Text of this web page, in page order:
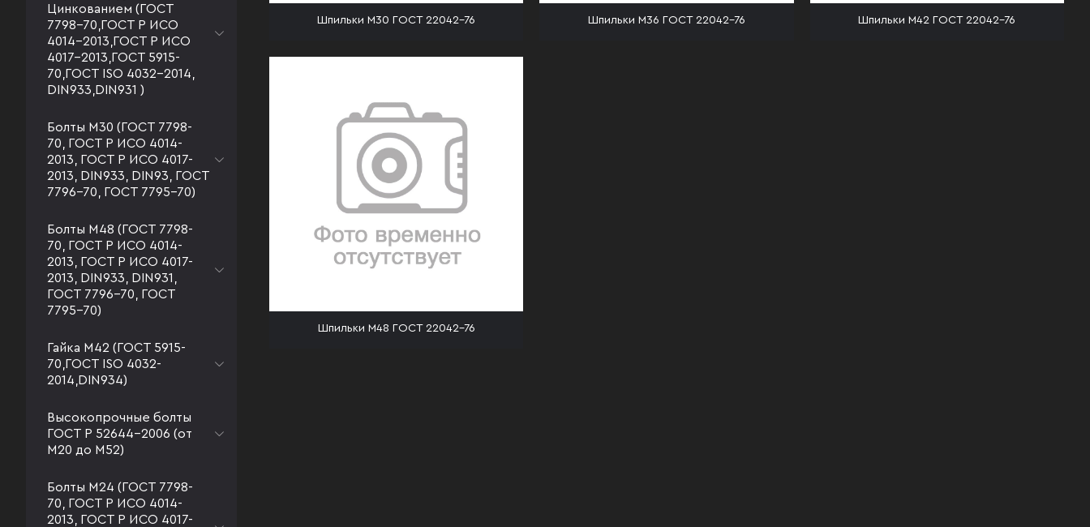
Цинкованием (ГОСТ
7798-70,ГОСТ Р ИСО
4014-2013,ГОСТ Р ИСО
4017-2013,ГОСТ 5915-
70,ГОСТ ISO 4032-2014,
DIN933,DIN931 )
Болты М30 (ГОСТ 7798-
70, ГОСТ Р ИСО 4014-
2013, ГОСТ Р ИСО 4017-
2013, DIN933, DIN93, ГОСТ
7796-70, ГОСТ 7795-70)
Болты М48 (ГОСТ 7798-
70, ГОСТ Р ИСО 4014-
2013, ГОСТ Р ИСО 4017-
2013, DIN933, DIN931,
ГОСТ 7796-70, ГОСТ
7795-70)
Гайка М42 (ГОСТ 5915-
70,ГОСТ ISO 4032-
2014,DIN934)
Высокопрочные болты
ГОСТ Р 52644-2006 (от
М20 до М52)
Болты М24 (ГОСТ 7798-
70, ГОСТ Р ИСО 4014-
2013, ГОСТ Р ИСО 4017-
Шпильки М30 ГОСТ 22042-76 Шпильки М36 ГОСТ 22042-76 Шпильки М42 ГОСТ 22042-76
Шпильки М48 ГОСТ 22042-76